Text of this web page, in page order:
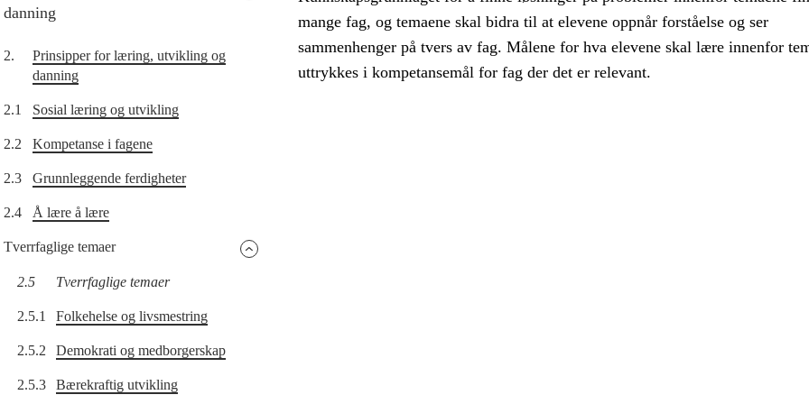
danning
2.
Prinsipper for læring, utvikling og
danning
2.1 Sosial læring og utvikling
2.2 Kompetanse i fagene
2.3 Grunnleggende ferdigheter
2.4 Å lære å lære
Tverrfaglige temaer
2.5 Tverrfaglige temaer
2.5.1 Folkehelse og livsmestring
2.5.2 Demokrati og medborgerskap
2.5.3 Bærekraftig utvikling
mange fag, og temaene skal bidra til at elevene oppnår forståelse og ser
sammenhenger på tvers av fag. Målene for hva elevene skal lære innenfor
uttrykkes i kompetansemål for fag der det er relevant.